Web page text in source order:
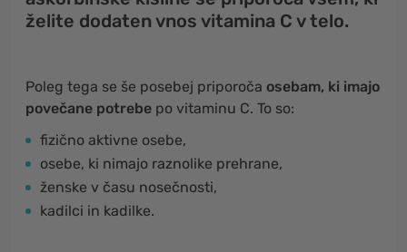
želite dodaten vnos vitamina C v telo.
Poleg tega se še posebej priporoča osebam, ki imajo
povečane potrebe po vitaminu C. To so:
fizično aktivne osebe,
osebe, ki nimajo raznolike prehrane,
ženske v času nosečnosti,
kadilci in kadilke.